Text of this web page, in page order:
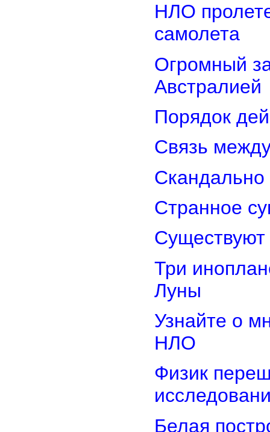
НЛО
самолета
Огромный
Австралией
Порядок
Связь
Странное
Три
Луны
Узнайте о
НЛО
Физик
Белая